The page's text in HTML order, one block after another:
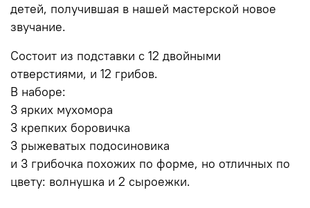
детей, получившая в нашей мастерской новое
звучание.
Состоит из подставки с 12 двойными
отверстиями, и 12 грибов.
В наборе:
3 ярких мухомора
3 крепких боровичка
3 рыжеватых подосиновика
и 3 грибочка похожих по форме, но отличных по
цвету: волнушка и 2 сыроежки.